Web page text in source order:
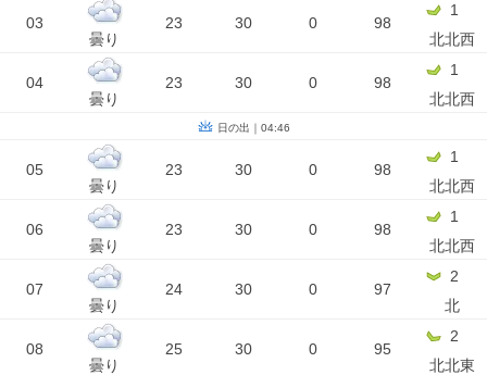
03
曇り
23 30 0 98
1
北北西
04
曇り
23 30 0 98
1
北北西
日の出｜04:46
05
曇り
23 30 0 98
1
北北西
06
曇り
23 30 0 98
1
北北西
07
曇り
24 30 0 97
2
北
08
曇り
25 30 0 95
2
北北東